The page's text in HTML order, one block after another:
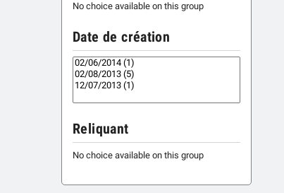
No choice available on this group
Date de création
Reliquant
No choice available on this group